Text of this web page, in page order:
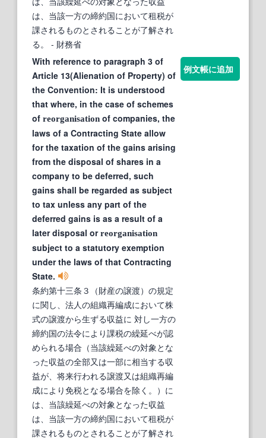
は、当該一方の締約国において租税が
課されるものとされることが了解され
る。
- 財務省
With reference to paragraph 3 of
Article 13(Alienation of Property) of
the Convention: It is understood
that where, in the case of schemes
of reorganisation of companies, the
laws of a Contracting State allow
for the taxation of the gains arising
from the disposal of shares in a
company to be deferred, such
gains shall be regarded as subject
to tax unless any part of the
deferred gains is as a result of a
later disposal orreorganisation
subject to a statutory exemption
under the laws of that Contracting
State.
条約第十三条３（財産の譲渡）の規定
に関し、法人の組織再編成において株
式の譲渡から生ずる収益に 対し一方の
締約国の法令により課税の繰延べが認
められる場合（当該繰延べの対象とな
った収益の全部又は一部に相当する収
益が、将来行われる譲渡又は組織再編
成により免税となる場合を除く。）に
は、当該繰延べの対象となった収益
は、当該一方の締約国において租税が
課されるものとされることが了解され
例文帳に追加